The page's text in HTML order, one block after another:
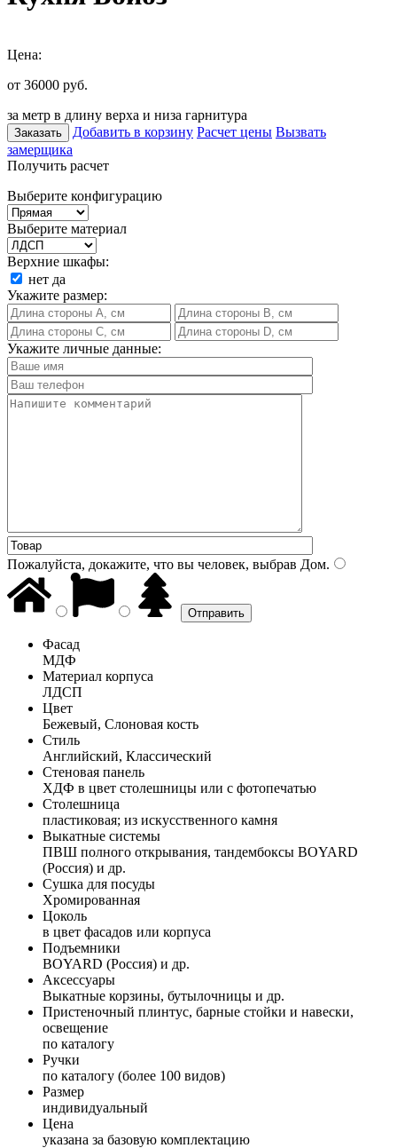
Цена:
от 36000 руб.
за метр в длину верха и низа гарнитура
Заказать Добавить в корзину Расчет цены Вызвать
замерщика
Получить расчет
Выберите конфигурацию
Выберите материал
Верхние шкафы:
нет да
Укажите размер:
Укажите личные данные:
Пожалуйста, докажите, что вы человек, выбрав Дом.
Фасад
МДФ
Материал корпуса
ЛДСП
Цвет
Бежевый, Слоновая кость
Стиль
Английский, Классический
Стеновая панель
ХДФ в цвет столешницы или с фотопечатью
Столешница
пластиковая; из искусственного камня
Выкатные системы
ПВШ полного открывания, тандембоксы BOYARD
(Россия) и др.
Сушка для посуды
Хромированная
Цоколь
в цвет фасадов или корпуса
Подъемники
BOYARD (Россия) и др.
Аксессуары
Выкатные корзины, бутылочницы и др.
Пристеночный плинтус, барные стойки и навески,
освещение
по каталогу
Ручки
по каталогу (более 100 видов)
Размер
индивидуальный
Цена
указана за базовую комплектацию